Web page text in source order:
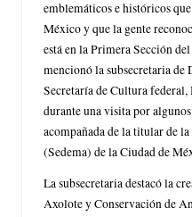
emblemáticos e históricos
México y que la gente
está en la Primera Sección
mencionó la subsecretaria
Secretaría de Cultura
durante una visita por
acompañada de la titular de
(Sedema) de la Ciudad de
La subsecretaria destacó la
Axolote y Conservación de